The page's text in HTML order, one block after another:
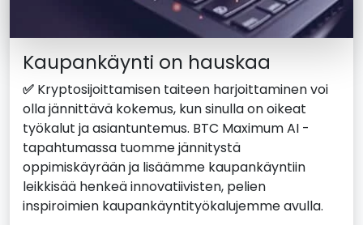
Kaupankäynti on hauskaa
✅ Kryptosijoittamisen taiteen harjoittaminen voi
olla jännittävä kokemus, kun sinulla on oikeat
työkalut ja asiantuntemus. BTC Maximum AI -
tapahtumassa tuomme jännitystä
oppimiskäyrään ja lisäämme kaupankäyntiin
leikkisää henkeä innovatiivisten, pelien
inspiroimien kaupankäyntityökalujemme avulla.